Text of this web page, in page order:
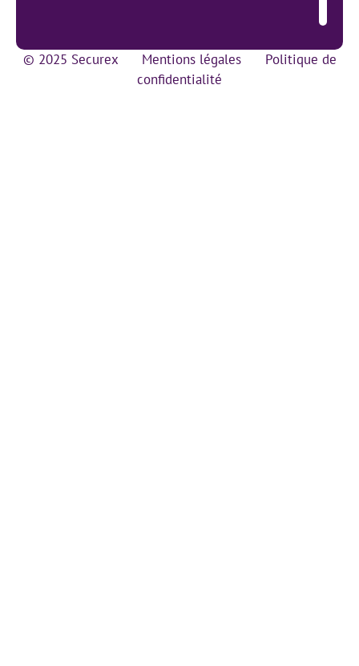
© 2025 Securex Mentions légales
Politique de
confidentialité